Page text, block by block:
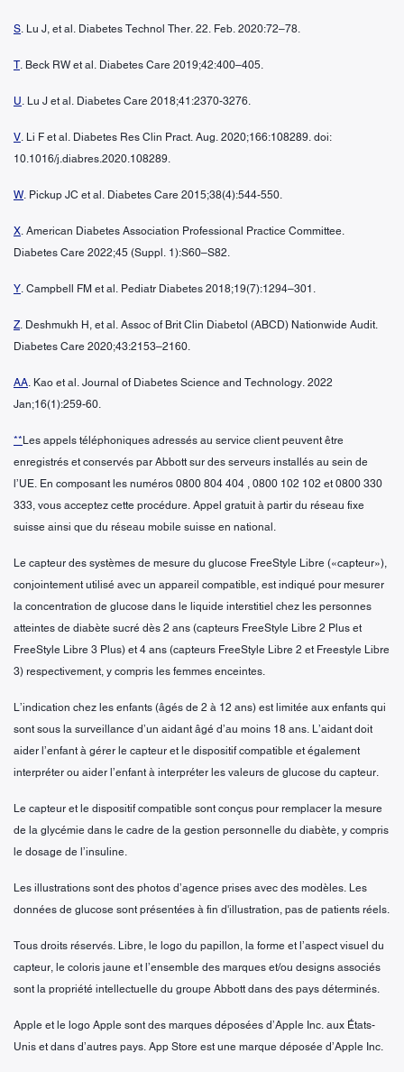
S. Lu J, et al. Diabetes Technol Ther. 22. Feb. 2020:72–78.
T. Beck RW et al. Diabetes Care 2019;42:400–405.
U. Lu J et al. Diabetes Care 2018;41:2370-3276.
V. Li F et al. Diabetes Res Clin Pract. Aug. 2020;166:108289. doi:
10.1016/j.diabres.2020.108289.
W. Pickup JC et al. Diabetes Care 2015;38(4):544-550.
X. American Diabetes Association Professional Practice Committee.
Diabetes Care 2022;45 (Suppl. 1):S60–S82.
Y. Campbell FM et al. Pediatr Diabetes 2018;19(7):1294–301.
Z. Deshmukh H, et al. Assoc of Brit Clin Diabetol (ABCD) Nationwide Audit.
Diabetes Care 2020;43:2153–2160.
AA. Kao et al. Journal of Diabetes Science and Technology. 2022
Jan;16(1):259-60.
** Les appels téléphoniques adressés au service client peuvent être
enregistrés et conservés par Abbott sur des serveurs installés au sein de
l’UE. En composant les numéros 0800 804 404 , 0800 102 102 et 0800 330
333, vous acceptez cette procédure. Appel gratuit à partir du réseau fixe
suisse ainsi que du réseau mobile suisse en national.
Le capteur des systèmes de mesure du glucose FreeStyle Libre («capteur»),
conjointement utilisé avec un appareil compatible, est indiqué pour mesurer
la concentration de glucose dans le liquide interstitiel chez les personnes
atteintes de diabète sucré dès 2 ans (capteurs FreeStyle Libre 2 Plus et
FreeStyle Libre 3 Plus) et 4 ans (capteurs FreeStyle Libre 2 et Freestyle Libre
3) respectivement, y compris les femmes enceintes.
L’indication chez les enfants (âgés de 2 à 12 ans) est limitée aux enfants qui
sont sous la surveillance d’un aidant âgé d’au moins 18 ans. L’aidant doit
aider l’enfant à gérer le capteur et le dispositif compatible et également
interpréter ou aider l’enfant à interpréter les valeurs de glucose du capteur.
Le capteur et le dispositif compatible sont conçus pour remplacer la mesure
de la glycémie dans le cadre de la gestion personnelle du diabète, y compris
le dosage de l’insuline.
Les illustrations sont des photos d’agence prises avec des modèles. Les
données de glucose sont présentées à fin d'illustration, pas de patients réels.
Tous droits réservés. Libre, le logo du papillon, la forme et l’aspect visuel du
capteur, le coloris jaune et l’ensemble des marques et/ou designs associés
sont la propriété intellectuelle du groupe Abbott dans des pays déterminés.
Apple et le logo Apple sont des marques déposées d’Apple Inc. aux États-
Unis et dans d’autres pays. App Store est une marque déposée d’Apple Inc.